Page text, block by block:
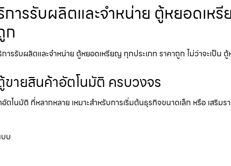
ารรับผลิตและจำหน่าย ตู้หยอดเ
ก
รรับผลิตและจำหน่าย ตู้หยอดเหรียญ ทุกประเภท ราคาถูก ไม่ว่าจะเป็
ายสินค้าอัตโนมัติ ครบวงจร
โนมัติ ที่หลากหลาย เหมาะสำหรับการเริ่มต้นธุรกิจขนาดเล็ก หรือ เส
บ